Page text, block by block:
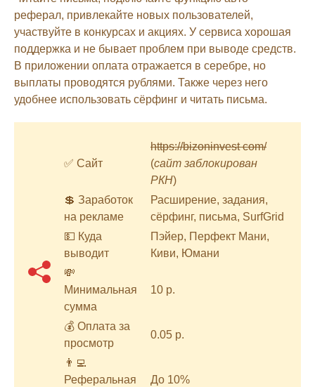
реферал, привлекайте новых пользователей,
участвуйте в конкурсах и акциях. У сервиса хорошая
поддержка и не бывает проблем при выводе средств.
В приложении оплата отражается в серебре, но
выплаты проводятся рублями. Также через него
удобнее использовать сёрфинг и читать письма.
✅ Сайт
https://bizoninvest com/
(сайт заблокирован
РКН)
💲 Заработок
на рекламе
Расширение, задания,
сёрфинг, письма, SurfGrid
💵 Куда
выводит
Пэйер, Перфект Мани,
Киви, Юмани
💸
Минимальная
сумма
10 р.
💰 Оплата за
просмотр
0.05 р.
👨‍💻
Реферальная
До 10%